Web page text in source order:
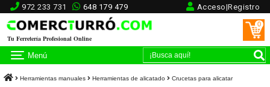
972 233 731 648 179 479 Acceso|Registro
Tu Ferretería Profesional Online
0
Menú
Herramientas manuales Herramientas de alicatado Crucetas para alicatar